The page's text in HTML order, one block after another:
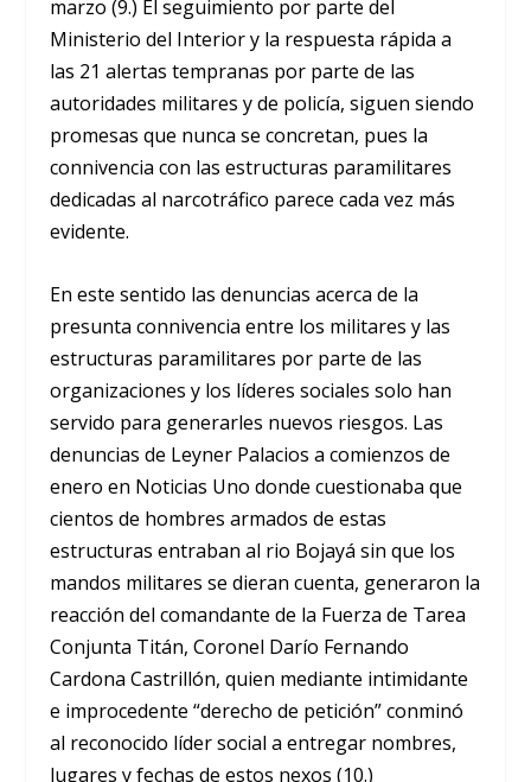
marzo (9.) El seguimiento por parte del
Ministerio del Interior y la respuesta rápida a
las 21 alertas tempranas por parte de las
autoridades militares y de policía, siguen siendo
promesas que nunca se concretan, pues la
connivencia con las estructuras paramilitares
dedicadas al narcotráfico parece cada vez más
evidente.
En este sentido las denuncias acerca de la
presunta connivencia entre los militares y las
estructuras paramilitares por parte de las
organizaciones y los líderes sociales solo han
servido para generarles nuevos riesgos. Las
denuncias de Leyner Palacios a comienzos de
enero en Noticias Uno donde cuestionaba que
cientos de hombres armados de estas
estructuras entraban al rio Bojayá sin que los
mandos militares se dieran cuenta, generaron la
reacción del comandante de la Fuerza de Tarea
Conjunta Titán, Coronel Darío Fernando
Cardona Castrillón, quien mediante intimidante
e improcedente “derecho de petición” conminó
al reconocido líder social a entregar nombres,
lugares y fechas de estos nexos (10.)